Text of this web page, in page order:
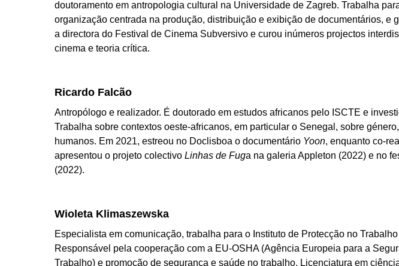
doutoramento em antropologia cultural na Universidade de Zagreb. Trabalha
organização centrada na produção, distribuição e exibição de documentários, e
a directora do Festival de Cinema Subversivo e curou inúmeros projectos
cinema e teoria crítica.
Ricardo Falcão
Antropólogo e realizador. É doutorado em estudos africanos pelo ISCTE e
Trabalha sobre contextos oeste-africanos, em particular o Senegal, sobre
humanos. Em 2021, estreou no Doclisboa o documentário Yoon, enquanto co-
apresentou o projeto colectivoLinhas de Fuga na galeria Appleton (2022) e no
(2022).
Wioleta Klimaszewska
Especialista em comunicação, trabalha para o Instituto de Protecção no
Responsável pela cooperação com a EU-OSHA (Agência Europeia para a
Trabalho) e promoção de segurança e saúde no trabalho. Licenciatura em